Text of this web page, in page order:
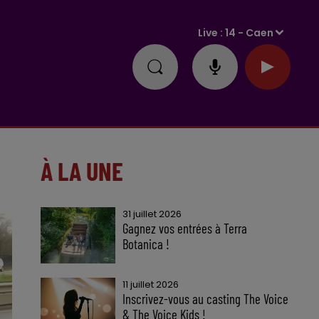
Live :14 - Caen
À LA UNE
31 juillet 2026
Gagnez vos entrées à Terra
Botanica !
11 juillet 2026
Inscrivez-vous au casting The Voice
& The Voice Kids !